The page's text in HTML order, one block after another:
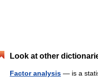
Look at other
Factor analysis — is a